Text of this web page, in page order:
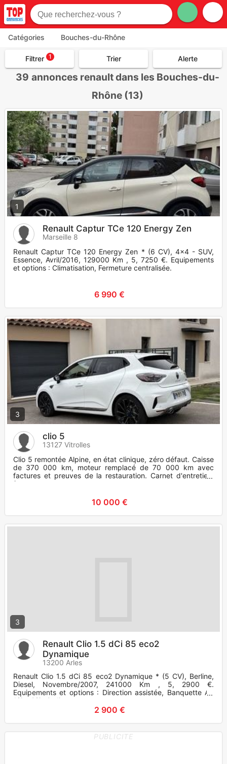
Catégories Bouches-du-Rhône
Filtrer 1 Trier Alerte
39 annonces renault dans les Bouches-du-
Rhône (13)
1
Renault Captur TCe 120 Energy Zen
Marseille 8
Renault Captur TCe 120 Energy Zen * (6 CV), 4x4 - SUV,
Essence, Avril/2016, 129000 Km , 5, 7250 €. Equipements
et options : Climatisation, Fermeture centralisée.
6 990 €
3
clio 5
13127 Vitrolles
Clio 5 remontée Alpine, en état clinique, zéro défaut. Caisse
de 370 000 km, moteur remplacé de 70 000 km avec
factures et preuves de la restauration. Carnet d'entretien,
factures
10 000 €
3
Renault Clio 1.5 dCi 85 eco2
Dynamique
13200 Arles
Renault Clio 1.5 dCi 85 eco2 Dynamique * (5 CV), Berline,
Diesel, Novembre/2007, 241000 Km , 5, 2900 €.
Equipements et options : Direction assistée, Banquette AR
1/3 - 2/3, Ordina
2 900 €
PUBLICITE